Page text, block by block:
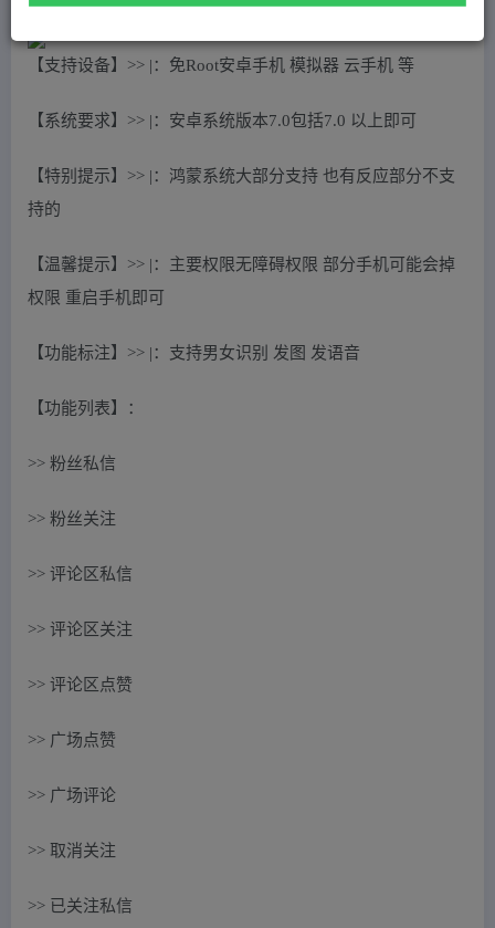
【支持设备】>> |：免Root安卓手机 模拟器 云手机 等
【系统要求】>> |：安卓系统版本7.0包括7.0 以上即可
【特别提示】>> |：鸿蒙系统大部分支持 也有反应部分不支
持的
【温馨提示】>> |：主要权限无障碍权限 部分手机可能会掉
权限 重启手机即可
【功能标注】>> |：支持男女识别 发图 发语音
【功能列表】：
>> 粉丝私信
>> 粉丝关注
>> 评论区私信
>> 评论区关注
>> 评论区点赞
>> 广场点赞
>> 广场评论
>> 取消关注
>> 已关注私信